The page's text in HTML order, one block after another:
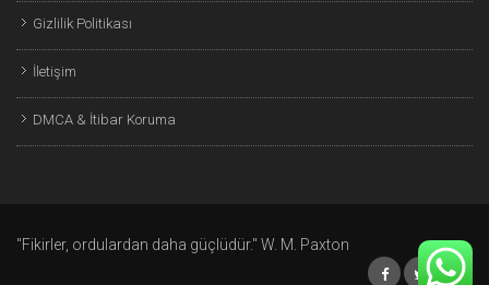
Gizlilik Politikası
İletişim
DMCA & İtibar Koruma
"Fikirler, ordulardan daha güçlüdür." W. M. Paxton